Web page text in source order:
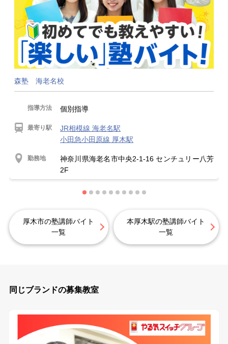
森塾 海老名校
指導方法 個別指導
最寄り駅
JR相模線 海老名駅
小田急小田原線 厚木駅
勤務地
神奈川県海老名市中央2-1-16 センチュリー八芳
2F
厚木市の塾講師バイト
一覧
本厚木駅の塾講師バイト
一覧
同じブランドの募集教室